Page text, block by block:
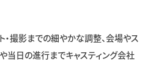
・撮影までの細やかな調整、会場やス
当日の進行までキャスティング会社